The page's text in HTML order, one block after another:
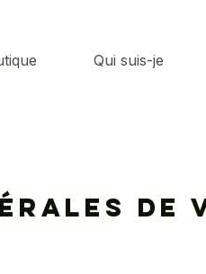
Qui suis-je
de